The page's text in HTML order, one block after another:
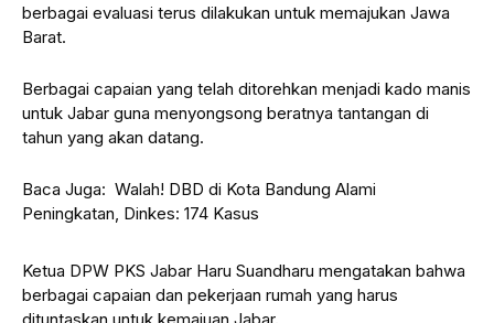
berbagai evaluasi terus dilakukan untuk memajukan Jawa
Barat.
Berbagai capaian yang telah ditorehkan menjadi kado manis
untuk Jabar guna menyongsong beratnya tantangan di
tahun yang akan datang.
Baca Juga: Walah! DBD di Kota Bandung Alami
Peningkatan, Dinkes: 174 Kasus
Ketua DPW PKS Jabar Haru Suandharu mengatakan bahwa
berbagai capaian dan pekerjaan rumah yang harus